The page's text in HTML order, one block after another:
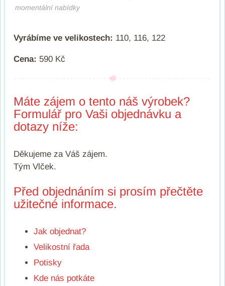
momentální nabídky
Vyrábíme ve velikostech: 110, 116, 122
Cena: 590 Kč
Máte zájem o tento náš výrobek?
Formulář pro Vaši objednávku a
dotazy níže:
Děkujeme za Váš zájem.
Tým Vlček.
Před objednáním si prosím přečtěte
užitečné informace.
Jak objednat?
Velikostní řada
Potisky
Kde nás potkáte